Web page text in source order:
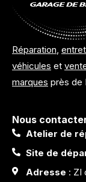
Réparation,
véhicules et
marques près de
Nous
Atelier de
Site de
Adresse : ZI